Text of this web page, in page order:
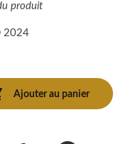
produit
2024
Ajouter au panier